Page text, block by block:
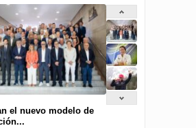
el nuevo modelo de